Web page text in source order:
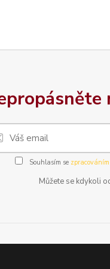
Souhlasím se
Můžete se kdykoli